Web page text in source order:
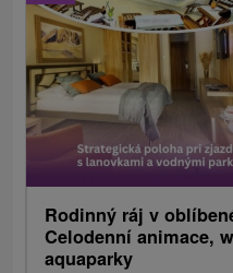
Rodinný ráj v
Celodenní animace,
aquaparky